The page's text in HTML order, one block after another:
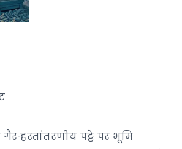
हस्तांतरणीय पट्टे पर भूमि